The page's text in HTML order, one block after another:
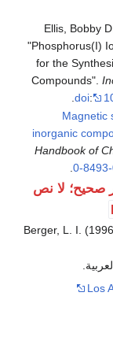
Ellis, Bobby
"Phosphorus(I) Iodide: A Versatile
for the
Compounds".
doi:
.
Magnetic
inorganic
Handbook of
0-
.
صحيح؛ لا نص
Berger, L. I.
Los